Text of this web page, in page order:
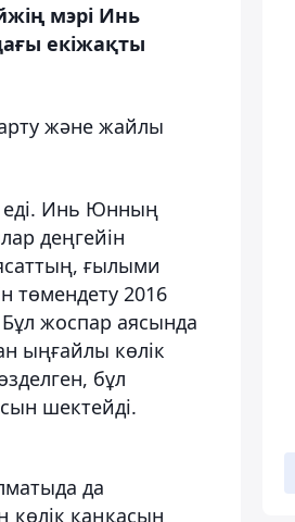
мэрі Инь
екіжақты
және жайлы
еді. Инь Юнның
деңгейін
ғылыми
төмендету 2016
жоспар аясында
ыңғайлы көлік
бұл
шектейді.
да
көлік қаңқасын